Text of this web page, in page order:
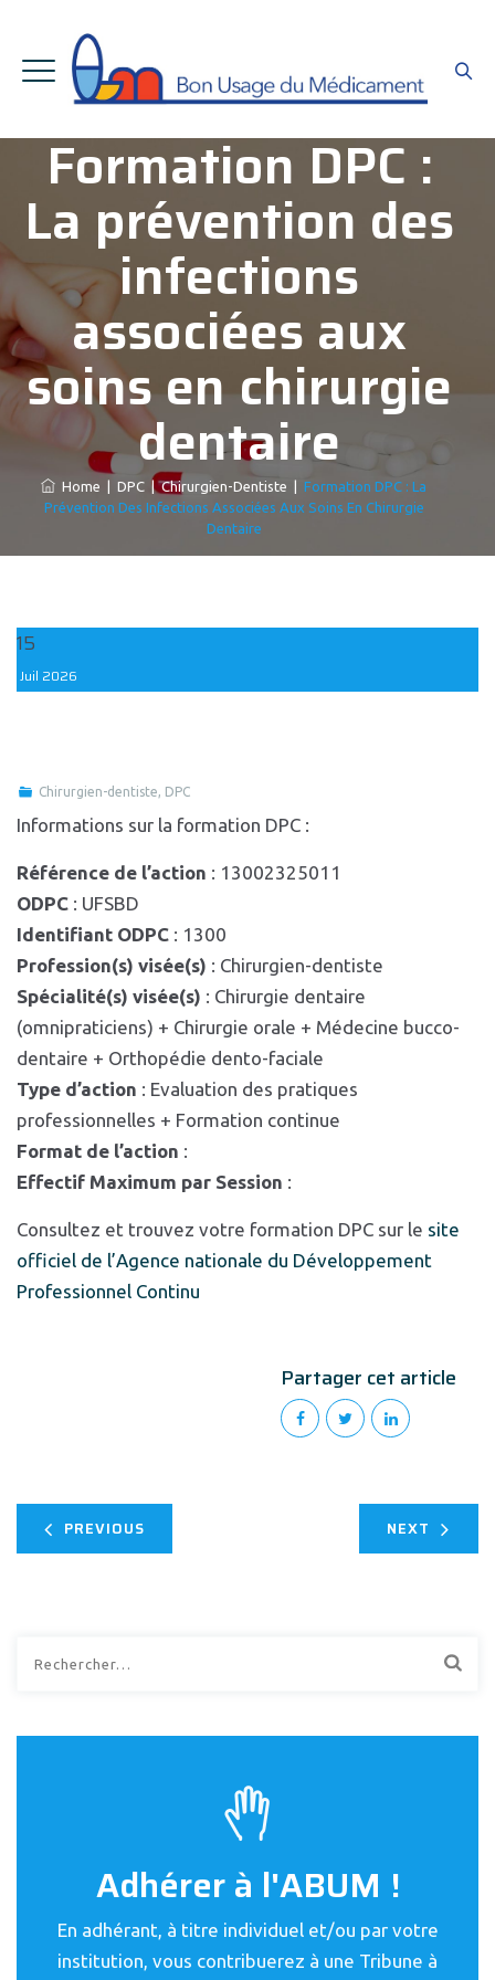
Formation DPC :
La prévention des
infections
associées aux
soins en chirurgie
dentaire
Home DPC |Chirurgien-Dentiste
Formation DPC : La
Prévention Des Infections Associées Aux Soins En Chirurgie
Dentaire
15
Juil 2026
Chirurgien-dentiste, DPC
Informations sur la formation DPC :
Référence de l’action : 13002325011
ODPC : UFSBD
Identifiant ODPC : 1300
Profession(s) visée(s) : Chirurgien-dentiste
Spécialité(s) visée(s) : Chirurgie dentaire
(omnipraticiens) + Chirurgie orale + Médecine bucco-
dentaire + Orthopédie dento-faciale
Type d’action : Evaluation des pratiques
professionnelles + Formation continue
Format de l’action :
Effectif Maximum par Session :
Consultez et trouvez votre formation DPC sur le site
officiel de l’Agence nationale du Développement
Professionnel Continu
Partager cet article
PREVIOUS NEXT
Adhérer à l'ABUM !
En adhérant, à titre individuel et/ou par votre
institution, vous contribuerez à une Tribune à